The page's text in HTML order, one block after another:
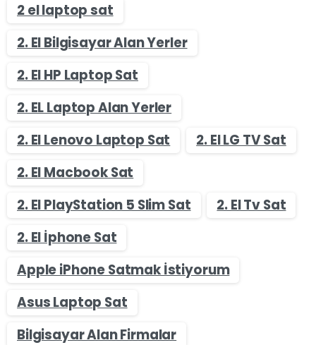
2 el laptop sat
2. El Bilgisayar Alan Yerler
2. El HP Laptop Sat
2. EL Laptop Alan Yerler
2. El Lenovo Laptop Sat
2. El LG TV Sat
2. El Macbook Sat
2. El PlayStation 5 Slim Sat
2. El Tv Sat
2. El İphone Sat
Apple iPhone Satmak İstiyorum
Asus Laptop Sat
Bilgisayar Alan Firmalar